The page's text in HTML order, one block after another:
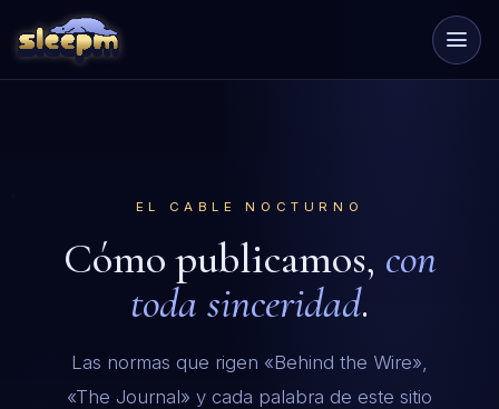
EL CABLE NOCTURNO
Cómo publicamos, con
toda sinceridad.
Las normas que rigen «Behind the Wire»,
«The Journal» y cada palabra de este sitio